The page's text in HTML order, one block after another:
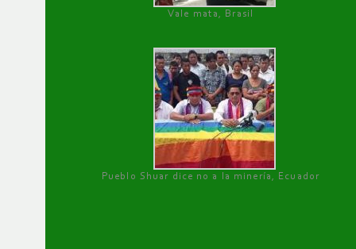
Vale mata, Brasil
Pueblo Shuar dice no a la minería, Ecuador